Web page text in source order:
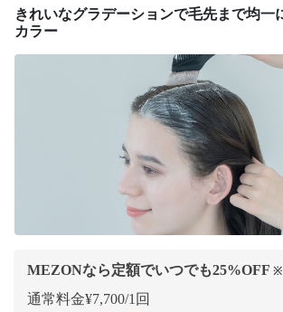
きれいなグラデーションで毛先まで均一
カラー
MEZONなら定額でいつでも25%OFF ※
通常料金¥7,700/1回